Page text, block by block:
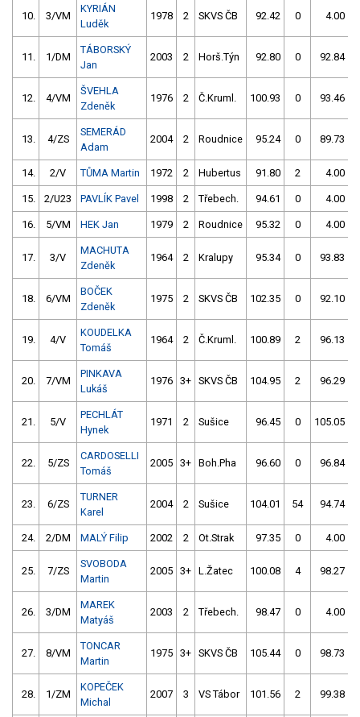
10. 3/VM
KYRIÁN
Luděk
1978 2 SKVS ČB 92.42 0 4.00
11. 1/DM
TÁBORSKÝ
Jan
2003 2 Horš.Týn 92.80 0 92.84
12. 4/VM
ŠVEHLA
Zdeněk
1976 2 Č.Kruml. 100.93 0 93.46
13. 4/ZS
SEMERÁD
Adam
2004 2 Roudnice 95.24 0 89.73
14. 2/V TŮMA Martin 1972 2 Hubertus 91.80 2 4.00
15. 2/U23 PAVLÍK Pavel 1998 2 Třebech. 94.61 0 4.00
16. 5/VM HEK Jan 1979 2 Roudnice 95.32 0 4.00
17. 3/V
MACHUTA
Zdeněk
1964 2 Kralupy 95.34 0 93.83
18. 6/VM
BOČEK
Zdeněk
1975 2 SKVS ČB 102.35 0 92.10
19. 4/V
KOUDELKA
Tomáš
1964 2 Č.Kruml. 100.89 2 96.13
20. 7/VM
PINKAVA
Lukáš
1976 3+ SKVS ČB 104.95 2 96.29
21. 5/V
PECHLÁT
Hynek
1971 2 Sušice 96.45 0 105.05
22. 5/ZS
CARDOSELLI
Tomáš
2005 3+ Boh.Pha 96.60 0 96.84
23. 6/ZS
TURNER
Karel
2004 2 Sušice 104.01 54 94.74
24. 2/DM MALÝ Filip 2002 2 Ot.Strak 97.35 0 4.00
25. 7/ZS
SVOBODA
Martin
2005 3+ L.Žatec 100.08 4 98.27
26. 3/DM
MAREK
Matyáš
2003 2 Třebech. 98.47 0 4.00
27. 8/VM
TONCAR
Martin
1975 3+ SKVS ČB 105.44 0 98.73
28. 1/ZM
KOPEČEK
Michal
2007 3 VS Tábor 101.56 2 99.38